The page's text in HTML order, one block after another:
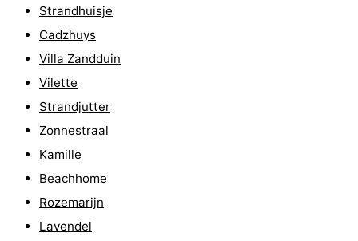
tun
Museen
Denkmäler
Mühlen
Aussichtspunkte
Attraktionen
Rundfahrten
Spielplätze
Strandhuisje
Cadzhuys
Villa Zandduin
Vilette
Strandjutter
Zonnestraal
Kamille
Beachhome
Rozemarijn
Lavendel